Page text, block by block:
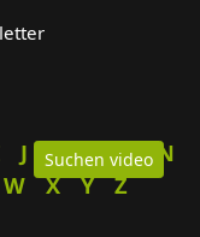
Suchen video
J K L M
N
W X Y Z